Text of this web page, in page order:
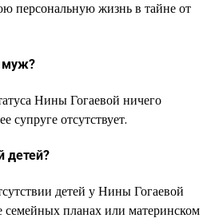
персональную жизнь в тайне от
муж?
Нины Гогаевой ничего
супруге отсутствует.
детей?
детей у Нины Гогаевой
семейных планах или материнском